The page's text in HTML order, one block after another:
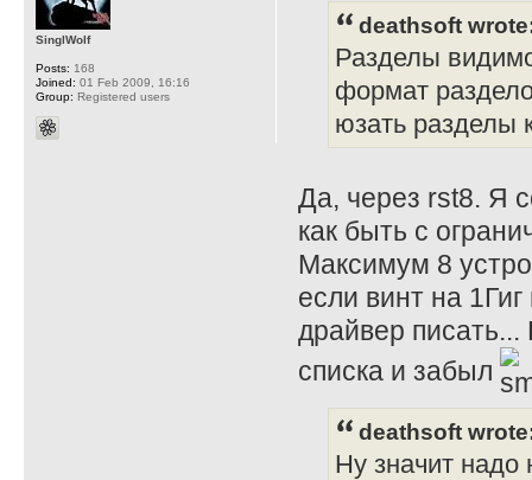
deathsoft
Разделы
формат
юзать разделы
Да, через rst8. Я
как быть с
Максимум 8
если винт на
драйвер
списка и забыл
deathsoft
Ну значит
SinglWolf
Posts: 168
Joined: 01 Feb 2009, 16:16
Group: Registered users